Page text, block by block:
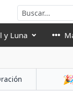
y Luna
🎉